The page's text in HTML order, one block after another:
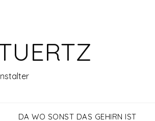
DA WO SONST DAS GEHIRN IST